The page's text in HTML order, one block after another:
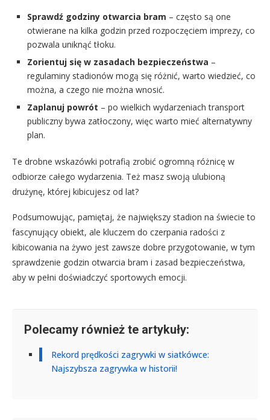
Sprawdź godziny otwarcia bram – często są one
otwierane na kilka godzin przed rozpoczęciem imprezy, co
pozwala uniknąć tłoku.
Zorientuj się w zasadach bezpieczeństwa –
regulaminy stadionów mogą się różnić, warto wiedzieć, co
można, a czego nie można wnosić.
Zaplanuj powrót – po wielkich wydarzeniach transport
publiczny bywa zatłoczony, więc warto mieć alternatywny
plan.
Te drobne wskazówki potrafią zrobić ogromną różnicę w
odbiorze całego wydarzenia. Też masz swoją ulubioną
drużynę, której kibicujesz od lat?
Podsumowując, pamiętaj, że największy stadion na świecie to
fascynujący obiekt, ale kluczem do czerpania radości z
kibicowania na żywo jest zawsze dobre przygotowanie, w tym
sprawdzenie godzin otwarcia bram i zasad bezpieczeństwa,
aby w pełni doświadczyć sportowych emocji.
Polecamy również te artykuły:
Rekord prędkości zagrywki w siatkówce:
Najszybsza zagrywka w historii!